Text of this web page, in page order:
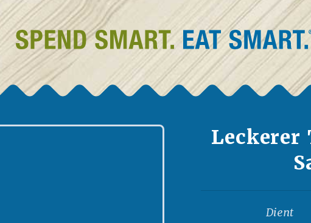
Leckerer
Dient